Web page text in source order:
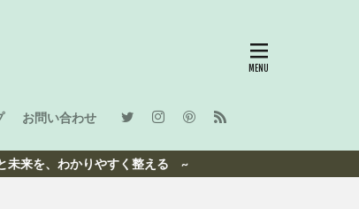
お問い合わせ
りやすく整える ~